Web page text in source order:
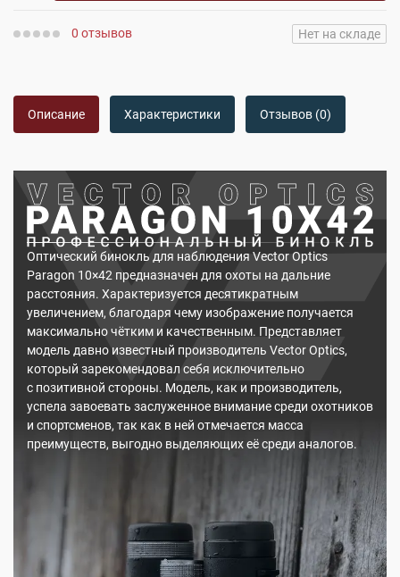
0 отзывов Нет на складе
Описание Характеристики Отзывов (0)
Оптический бинокль для наблюдения Vector Optics
Paragon 10×42 предназначен для охоты на дальние
расстояния. Характеризуется десятикратным
увеличением, благодаря чему изображение получается
максимально чётким и качественным. Представляет
модель давно известный производитель Vector Optics,
который зарекомендовал себя исключительно
с позитивной стороны. Модель, как и производитель,
успела завоевать заслуженное внимание среди охотников
и спортсменов, так как в ней отмечается масса
преимуществ, выгодно выделяющих её среди аналогов.